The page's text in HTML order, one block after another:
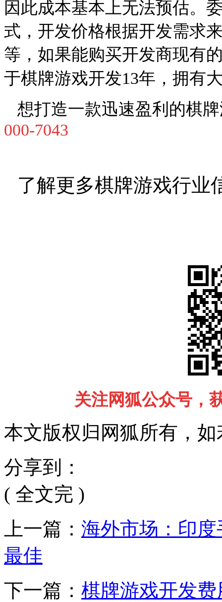
因此成本基本上无法预估。
式，开发价格根据开发需求
等，如果能购买开发商现有
于棋牌游戏开发13年，拥有
想打造一款迅速盈利的棋
000-7043
了解更多棋牌游戏行业
关注网狐公众号，
本文版权归网狐所有，
分享到：
( 全文完 )
上一篇： 海外市场：印
最佳
下一篇： 棋牌游戏开发